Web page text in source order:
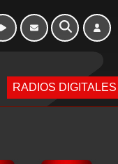
RADIOS DIGITALES